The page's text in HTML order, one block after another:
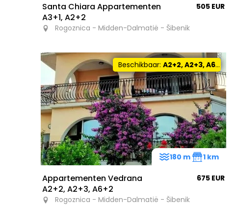
Santa Chiara Appartementen
A3+1, A2+2
505 EUR
Rogoznica - Midden-Dalmatië - Šibenik
Beschikbaar:A2+2, A2+3, A6+2
Appartementen Vedrana
A2+2, A2+3, A6+2
675 EUR
Rogoznica - Midden-Dalmatië - Šibenik
180 m 1 km